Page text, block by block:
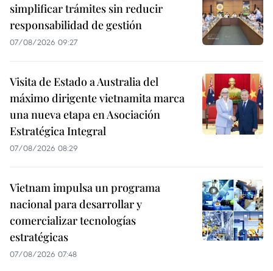
simplificar trámites sin reducir
responsabilidad de gestión
07/08/2026 09:27
Visita de Estado a Australia del
máximo dirigente vietnamita marca
una nueva etapa en Asociación
Estratégica Integral
07/08/2026 08:29
Vietnam impulsa un programa
nacional para desarrollar y
comercializar tecnologías
estratégicas
07/08/2026 07:48